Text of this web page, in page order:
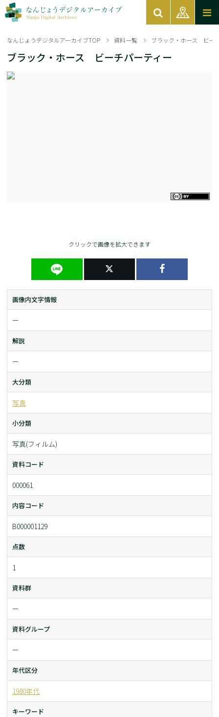
なんじょうデジタルアーカイブTOP 資料一覧 ブラック・ホース ビー
ブラック・ホース ビーチパーティー
クリックで画像を拡大できます
画像内文字情報
ー
解説
ー
大分類
写真
小分類
写真(フィルム)
資料コード
000061
内容コード
B000001129
点数
1
資料群
ー
資料グループ
ー
年代区分
1980年代
キーワード